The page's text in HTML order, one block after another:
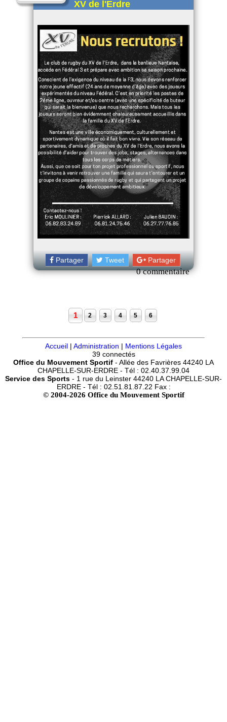
XV de l'Erdre
Partager Tweet Partager
0 commentaire
1 2 3 4 5 6
Accueil | Administration | Mentions Légales
39 connectés
Office du Mouvement Sportif - Allée des Favrières 44240 LA
CHAPELLE-SUR-ERDRE - Tél : 02.40.37.99.04
Service des Sports - 1 rue du Leinster 44240 LA CHAPELLE-SUR-
ERDRE - Tél : 02.51.81.87.22 Fax :
© 2004-2026 Office du Mouvement Sportif